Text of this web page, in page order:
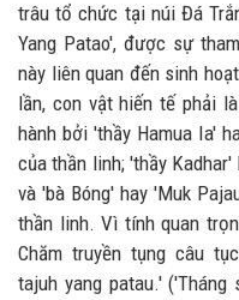
trâu tổ chức tại núi Đá
Yang Patao', được sự
này liên quan đến sinh
lần, con vật hiến tế phải
hành bởi 'thầy Hamua Ia'
của thần linh; 'thầy
và 'bà Bóng' hay 'Muk
thần linh. Vì tính quan
Chăm truyền tụng câu
tajuh yang patau.'